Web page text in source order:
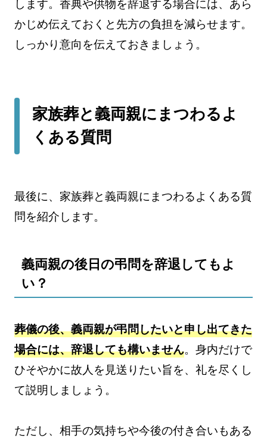
します。香典や供物を辞退する場合には、あら
かじめ伝えておくと先方の負担を減らせます。
しっかり意向を伝えておきましょう。
家族葬と義両親にまつわるよ
くある質問
最後に、家族葬と義両親にまつわるよくある質
問を紹介します。
義両親の後日の弔問を辞退してもよ
い？
葬儀の後、義両親が弔問したいと申し出てきた
場合には、辞退しても構いません。身内だけで
ひそやかに故人を見送りたい旨を、礼を尽くし
て説明しましょう。
ただし、相手の気持ちや今後の付き合いもある